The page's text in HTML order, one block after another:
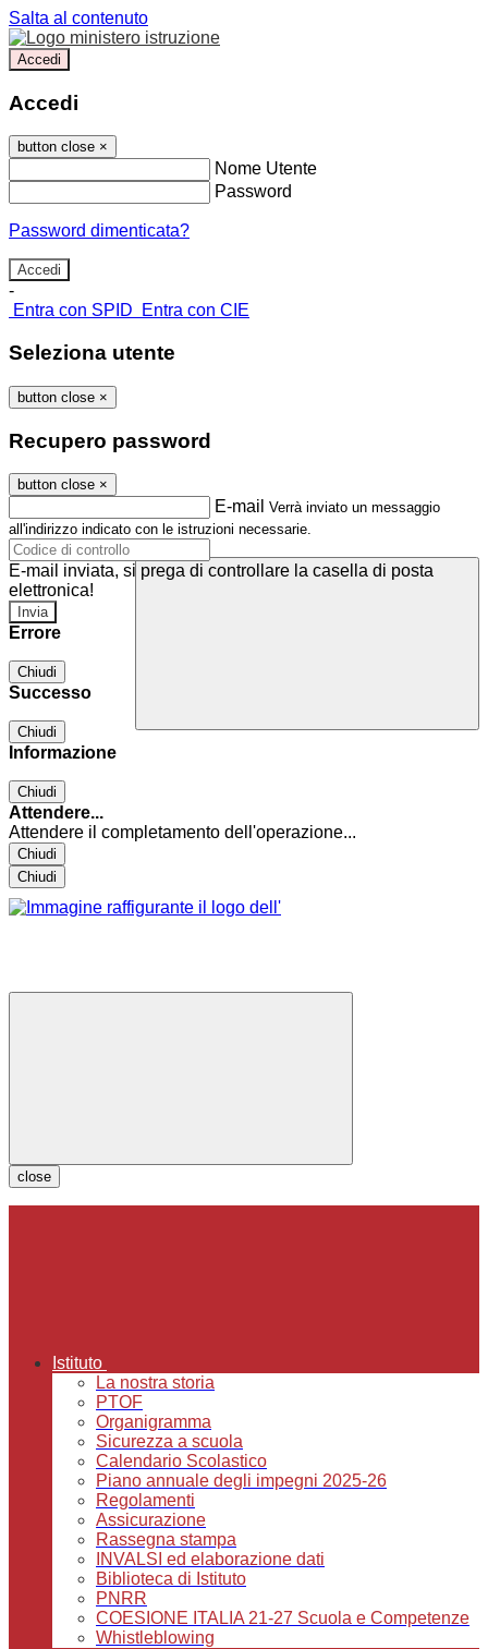
Salta al contenuto
Accedi
Accedi
button close ×
Nome Utente
Password
Password dimenticata?
-
Entra con SPID
Entra con CIE
Seleziona utente
button close ×
Recupero password
button close ×
E-mail Verrà inviato un messaggio
all'indirizzo indicato con le istruzioni necessarie.
E-mail inviata, si prega di controllare la casella di posta
elettronica!
Errore
Chiudi
Successo
Chiudi
Informazione
Chiudi
Attendere...
Attendere il completamento dell'operazione...
Chiudi
Chiudi
close
Istituto
La nostra storia
PTOF
Organigramma
Sicurezza a scuola
Calendario Scolastico
Piano annuale degli impegni 2025-26
Regolamenti
Assicurazione
Rassegna stampa
INVALSI ed elaborazione dati
Biblioteca di Istituto
PNRR
COESIONE ITALIA 21-27 Scuola e Competenze
Whistleblowing